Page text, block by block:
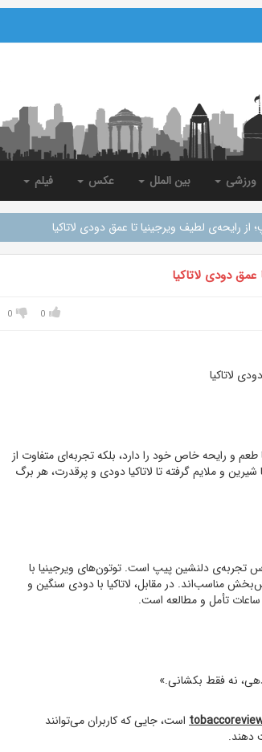
ورزشی بین الملل عکس فیلم
رایحه‌ی لطیف ویرجینیا تا عمق دودی لاتاکیا
دودی لاتاکیا
0
0
لاتاکیا
و رایحه خاص خود را دارد، بلکه تجربه‌ای متفاوت از
و ملایم گرفته تا لاتاکیا دودی و پرقدرت، هر برگ
تجربه‌ی دلنشین پیپ است. توتون‌های ویرجینیا با
مناسب‌اند. در مقابل، لاتاکیا با دودی سنگین و
تأمل و مطالعه است.
نه فقط بکشانی.»
است، جایی که کاربران می‌توانند
دهند.